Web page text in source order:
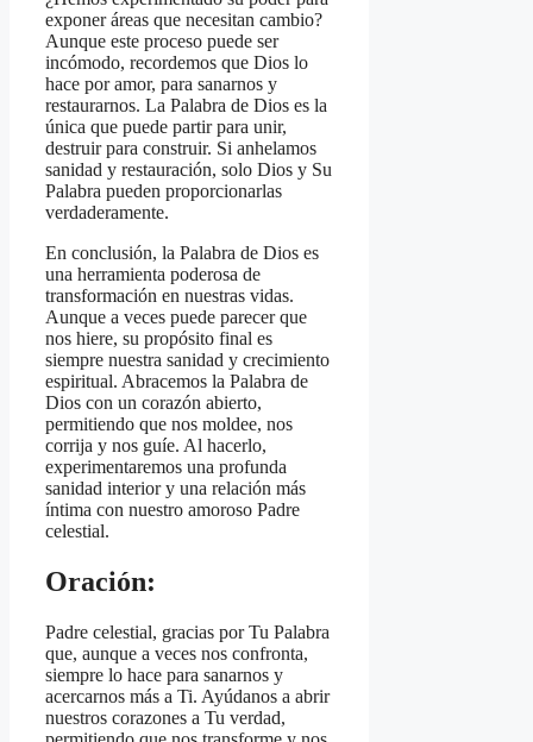
exponer áreas que necesitan cambio?
Aunque este proceso puede ser
incómodo, recordemos que Dios lo
hace por amor, para sanarnos y
restaurarnos. La Palabra de Dios es la
única que puede partir para unir,
destruir para construir. Si anhelamos
sanidad y restauración, solo Dios y Su
Palabra pueden proporcionarlas
verdaderamente.
En conclusión, la Palabra de Dios es
una herramienta poderosa de
transformación en nuestras vidas.
Aunque a veces puede parecer que
nos hiere, su propósito final es
siempre nuestra sanidad y crecimiento
espiritual. Abracemos la Palabra de
Dios con un corazón abierto,
permitiendo que nos moldee, nos
corrija y nos guíe. Al hacerlo,
experimentaremos una profunda
sanidad interior y una relación más
íntima con nuestro amoroso Padre
celestial.
Oración:
Padre celestial, gracias por Tu Palabra
que, aunque a veces nos confronta,
siempre lo hace para sanarnos y
acercarnos más a Ti. Ayúdanos a abrir
nuestros corazones a Tu verdad,